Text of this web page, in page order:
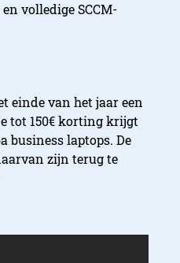
volledige SCCM-
einde van het jaar een
tot 150€ korting krijgt
business laptops. De
zijn terug te